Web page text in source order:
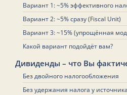
Вариант 1: ~5% эффективного
Вариант 2: ~5% сразу (Fiscal Unit)
Вариант 3: ~15% (упрощённая
Какой вариант подойдёт вам?
Дивиденды – что Вы
Без двойного налогообложения
Без удержания налога у источника